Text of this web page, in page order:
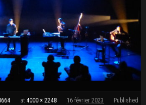
Published
16 février 2023
at 4000 × 2248